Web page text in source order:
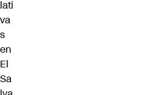
lati
va
s
en
El
Sa